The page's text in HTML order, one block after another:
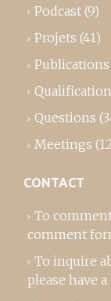
Podcast (9)
Projets (41)
Publications
Questions
Meetings
CONTACT
To
comment
To inquire
please have